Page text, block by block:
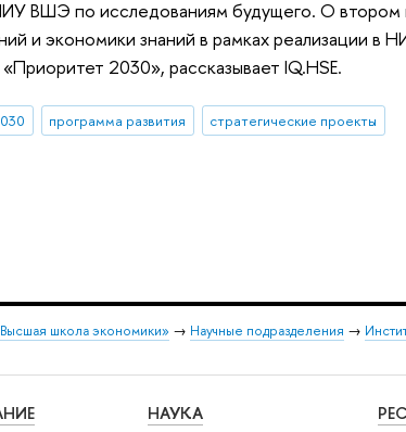
ВШЭ по исследованиям будущего. О
и экономики знаний в рамках реализации в
2030», рассказывает IQ.HSE.
программа развития стратегические проекты
школа экономики» → Научные подразделения →
НАУКА